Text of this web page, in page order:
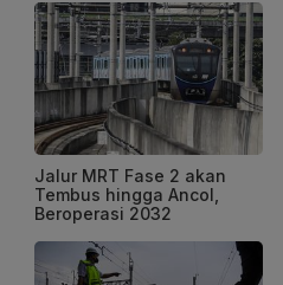
Jalur MRT Fase 2 akan
Tembus hingga Ancol,
Beroperasi 2032